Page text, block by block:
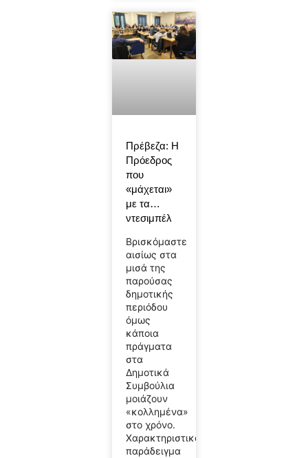
Πρέβεζα: Η
Πρόεδρος
που
«μάχεται»
με τα…
ντεσιμπέλ
Βρισκόμαστε
αισίως στα
μισά της
παρούσας
δημοτικής
περιόδου
όμως
κάποια
πράγματα
στα
Δημοτικά
Συμβούλια
μοιάζουν
«κολλημένα»
στο χρόνο.
Χαρακτηριστικό
παράδειγμα